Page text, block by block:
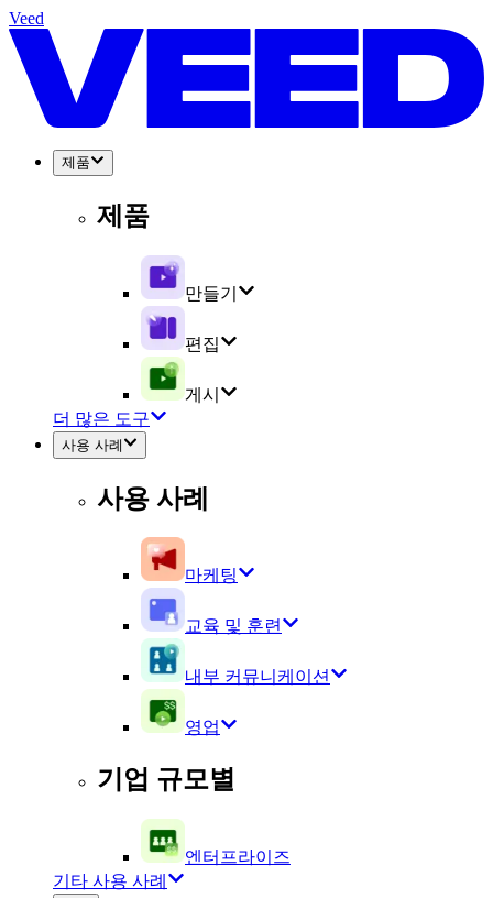
Veed
제품
제품
만들기
편집
게시
더 많은 도구
사용 사례
사용 사례
마케팅
교육 및 훈련
내부 커뮤니케이션
영업
기업 규모별
엔터프라이즈
기타 사용 사례